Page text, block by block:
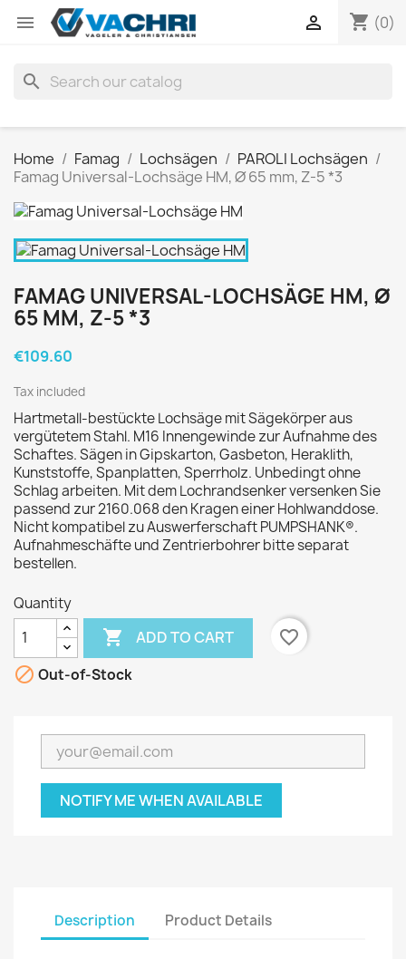
 shopping_cart (0)

search
Home Famag Lochsägen
PAROLI Lochsägen
Famag Universal-Lochsäge HM, Ø 65 mm, Z-5 *3
FAMAG UNIVERSAL-LOCHSÄGE HM, Ø
65 MM, Z-5 *3
€109.60
Tax included
Hartmetall-bestückte Lochsäge mit Sägekörper aus
vergütetem Stahl. M16 Innengewinde zur Aufnahme des
Schaftes. Sägen in Gipskarton, Gasbeton, Heraklith,
Kunststoffe, Spanplatten, Sperrholz. Unbedingt ohne
Schlag arbeiten. Mit dem Lochrandsenker versenken Sie
passend zur 2160.068 den Kragen einer Hohlwanddose.
Nicht kompatibel zu Auswerferschaft PUMPSHANK®.
Aufnahmeschäfte und Zentrierbohrer bitte separat
bestellen.
Quantity
 ADD TO CART
favorite_border
 Out-of-Stock
NOTIFY ME WHEN AVAILABLE
Description Product Details